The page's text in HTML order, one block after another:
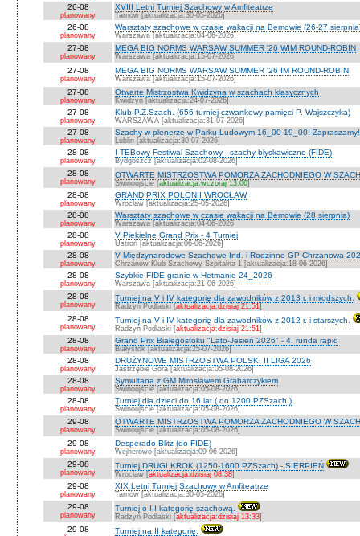
26-08
planowany
XVIII Letni Turniej Szachowy w Amfiteatrze
Tarnów [aktualizacja:30-05-2026]
26-08
planowany
Warsztaty szachowe w czasie wakacji na Bemowie (26-27
Warszawa [aktualizacja:04-06-2026]
27-08
planowany
MEGA BIG NORMS WARSAW SUMMER '26 WIM ROUND-ROBIN
Warszawa [aktualizacja:15-07-2026]
27-08
planowany
MEGA BIG NORMS WARSAW SUMMER '26 IM ROUND-ROBIN
Warszawa [aktualizacja:15-07-2026]
27-08
planowany
Otwarte Mistrzostwa Kwidzyna w szachach klasycznych
Kwidzyn [aktualizacja:24-07-2026]
27-08
planowany
Klub P.Z.Szach. (656 turniej czwartkowy pamięci P. Wajszczyka)
WARSZAWA [aktualizacja:31-07-2026]
27-08
planowany
Szachy w plenerze w Parku Ludowym 16_00-19_00! Zapraszamy!
Lublin [aktualizacja:30-07-2026]
28-08
planowany
I TEBowy Festiwal Szachowy - szachy błyskawiczne (FIDE)
Bydgoszcz [aktualizacja:02-08-2026]
28-08
planowany
OTWARTE MISTRZOSTWA POMORZA ZACHODNIEGO W
Świnoujście [aktualizacja:wczoraj 13:06]
28-08
planowany
GRAND PRIX POLONII WROCŁAW
Wrocław [aktualizacja:25-05-2026]
28-08
planowany
Warsztaty szachowe w czasie wakacji na Bemowie (28 sierpnia)
Warszawa [aktualizacja:04-06-2026]
28-08
planowany
V Piekielne Grand Prix - 4 Turniej
Ustroń [aktualizacja:06-06-2026]
28-08
planowany
V Międzynarodowe Szachowe Ind. i Rodzinne GP Chrzanowa
Chrzanów Klub Szachowy Szpitalna 1 [aktualizacja:18-06-2026]
28-08
planowany
Szybkie FIDE granie w Hetmanie 24_2026
Warszawa [aktualizacja:21-06-2026]
28-08
planowany
Turniej na V i IV kategorię dla zawodników z 2013 r. i młodszych.
Radzyń Podlaski [aktualizacja:dzisiaj 21:51]
28-08
planowany
Turniej na V i IV kategorię dla zawodników z 2012 r. i starszych.
Radzyń Podlaski [aktualizacja:dzisiaj 21:51]
28-08
planowany
Grand Prix Białegostoku "Lato-Jesień 2026" - 4. runda rapid
Białystok [aktualizacja:25-07-2026]
28-08
planowany
DRUŻYNOWE MISTRZOSTWA POLSKI II LIGA 2026
Jastrzębie Góra [aktualizacja:05-08-2026]
28-08
planowany
Symultana z GM Mirosławem Grabarczykiem
Świnoujście [aktualizacja:05-08-2026]
28-08
planowany
Turniej dla dzieci do 16 lat ( do 1200 PZSzach )
Świnoujście [aktualizacja:05-08-2026]
29-08
planowany
OTWARTE MISTRZOSTWA POMORZA ZACHODNIEGO W
Świnoujście [aktualizacja:05-08-2026]
29-08
planowany
Desperado Blitz (do FIDE)
Wejherowo [aktualizacja:09-06-2026]
29-08
planowany
Turniej DRUGI KROK (1250-1600 PZSzach) - SIERPIEŃ
Wrocław [aktualizacja:dzisiaj 08:38]
29-08
planowany
XIX Letni Turniej Szachowy w Amfiteatrze
Tarnów [aktualizacja:30-05-2026]
29-08
planowany
Turniej o III kategorię szachową.
Radzyń Podlaski [aktualizacja:dzisiaj 13:33]
29-08 Turniej na II kategorię.